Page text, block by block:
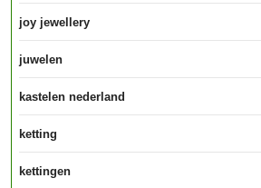
joy jewellery
juwelen
kastelen nederland
ketting
kettingen